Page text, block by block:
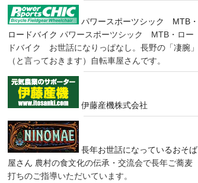
パワースポーツシック MTB・
ロードバイク パワースポーツシック MTB・ロー
ドバイク お世話になりっぱなし。長野の「凄腕」
（と言っておきます）自転車屋さんです。
伊藤産機株式会社
長年お世話になっているおそば
屋さん 農村の食文化の伝承・交流会で長年ご蕎麦
打ちのご指導いただいています。